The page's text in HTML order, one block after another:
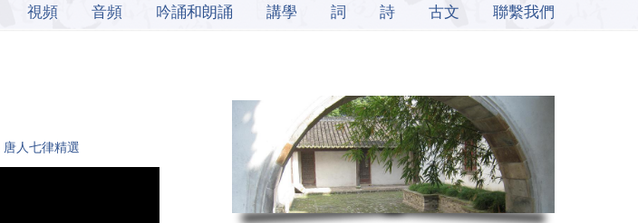
視頻 音頻 吟誦和朗誦 講學 詞 詩 古文 聯繫我們
人七律精選